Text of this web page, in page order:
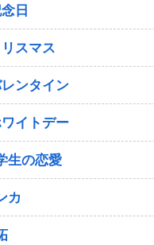
日
スマス
ンタイン
イトデー
生の恋愛
カ